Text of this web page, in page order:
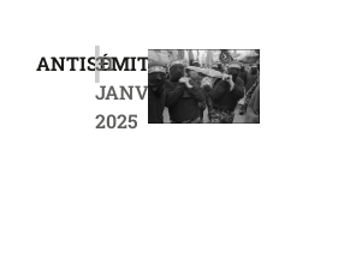
ANTISÉMITISME
|31
JANVIER
2025